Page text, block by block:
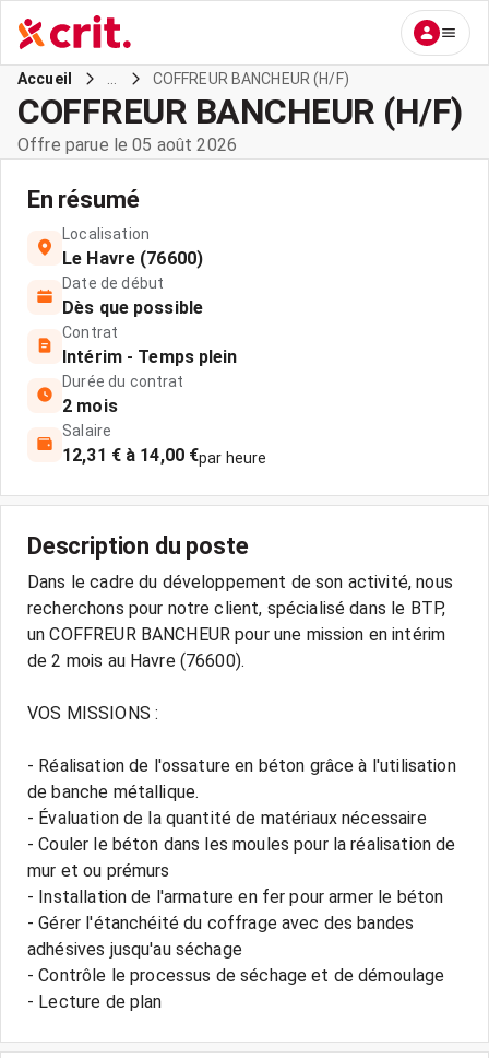
Accueil COFFREUR BANCHEUR (H/F)
COFFREUR BANCHEUR (H/F)
Offre parue le 05 août 2026
En résumé
Localisation
Le Havre (76600)
Date de début
Dès que possible
Contrat
Intérim - Temps plein
Durée du contrat
2 mois
Salaire
12,31 € à 14,00 €par heure
Description du poste
Dans le cadre du développement de son activité, nous
recherchons pour notre client, spécialisé dans le BTP,
un COFFREUR BANCHEUR pour une mission en intérim
de 2 mois au Havre (76600).
VOS MISSIONS :
- Réalisation de l'ossature en béton grâce à l'utilisation
de banche métallique.
- Évaluation de la quantité de matériaux nécessaire
- Couler le béton dans les moules pour la réalisation de
mur et ou prémurs
- Installation de l'armature en fer pour armer le béton
- Gérer l'étanchéité du coffrage avec des bandes
adhésives jusqu'au séchage
- Contrôle le processus de séchage et de démoulage